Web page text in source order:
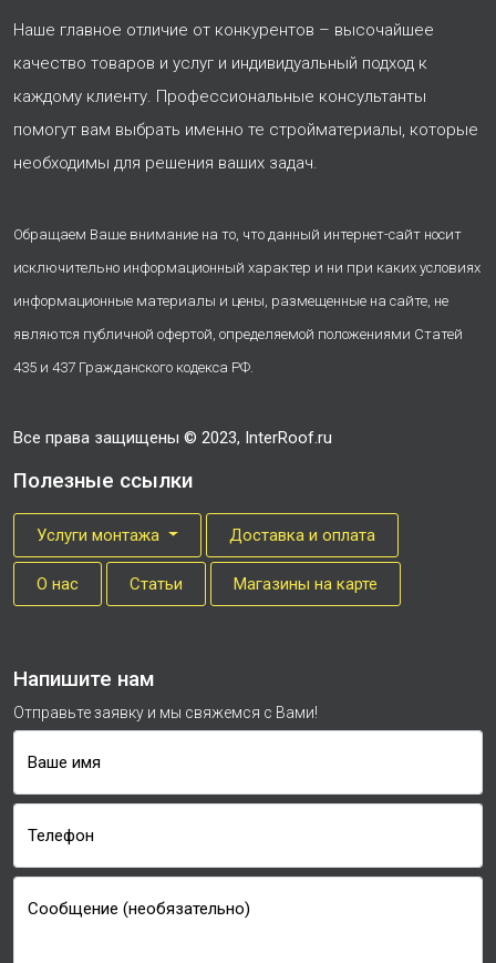
Наше главное отличие от конкурентов – высочайшее
качество товаров и услуг и индивидуальный подход к
каждому клиенту. Профессиональные консультанты
помогут вам выбрать именно те стройматериалы, которые
необходимы для решения ваших задач.
Обращаем Ваше внимание на то, что данный интернет-сайт носит
исключительно информационный характер и ни при каких условиях
информационные материалы и цены, размещенные на сайте, не
являются публичной офертой, определяемой положениями Статей
435 и 437 Гражданского кодекса РФ.
Все права защищены © 2023, InterRoof.ru
Полезные ссылки
Услуги монтажа Доставка и оплата
О нас Cтатьи Магазины на карте
Напишите нам
Отправьте заявку и мы свяжемся с Вами!
Ваше имя
Телефон
Сообщение (необязательно)